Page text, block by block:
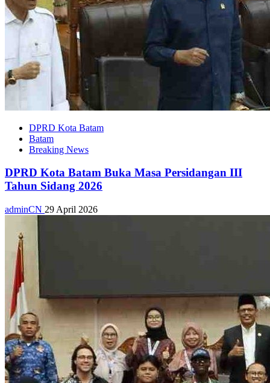
DPRD Kota Batam
Batam
Breaking News
DPRD Kota Batam Buka Masa Persidangan III
Tahun Sidang 2026
adminCN 29 April 2026